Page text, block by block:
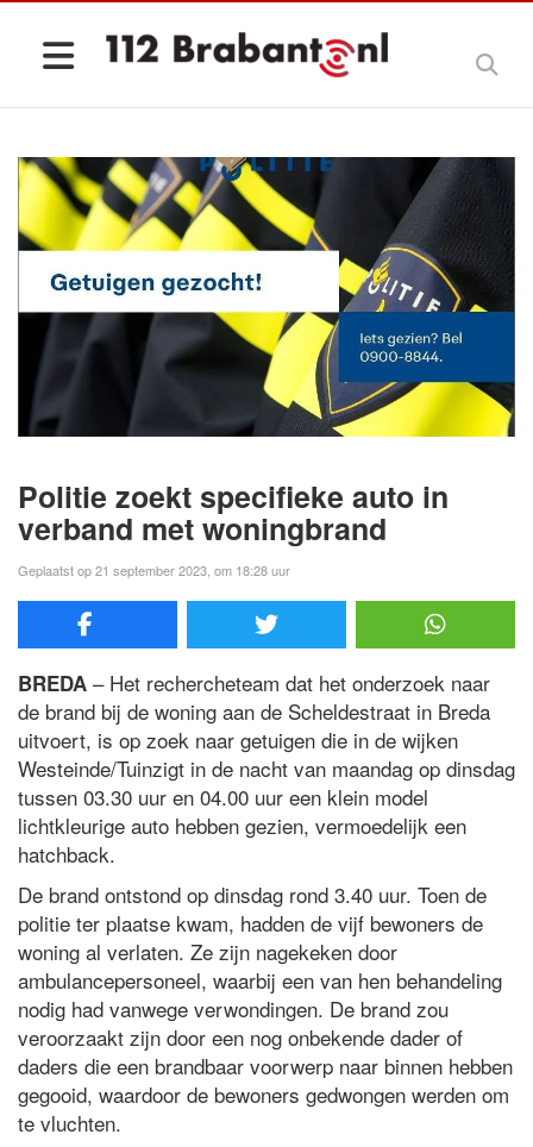
Politie zoekt specifieke auto in
verband met woningbrand
Geplaatst op 21 september 2023, om 18:28 uur
BREDA – Het rechercheteam dat het onderzoek naar
de brand bij de woning aan de Scheldestraat in Breda
uitvoert, is op zoek naar getuigen die in de wijken
Westeinde/Tuinzigt in de nacht van maandag op dinsdag
tussen 03.30 uur en 04.00 uur een klein model
lichtkleurige auto hebben gezien, vermoedelijk een
hatchback.
De brand ontstond op dinsdag rond 3.40 uur. Toen de
politie ter plaatse kwam, hadden de vijf bewoners de
woning al verlaten. Ze zijn nagekeken door
ambulancepersoneel, waarbij een van hen behandeling
nodig had vanwege verwondingen. De brand zou
veroorzaakt zijn door een nog onbekende dader of
daders die een brandbaar voorwerp naar binnen hebben
gegooid, waardoor de bewoners gedwongen werden om
te vluchten.